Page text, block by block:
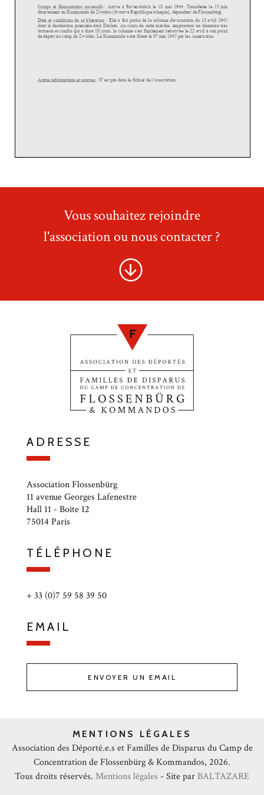
Vous souhaitez rejoindre
l'association ou nous contacter ?
ADRESSE
Association Flossenbürg
11 avenue Georges Lafenestre
Hall 11 - Boîte 12
75014 Paris
TÉLÉPHONE
+ 33 (0)7 59 58 39 50
EMAIL
ENVOYER UN EMAIL
MENTIONS LÉGALES
Association des Déporté.e.s et Familles de Disparus du Camp de
Concentration de Flossenbürg & Kommandos, 2026.
Tous droits réservés. Mentions légales - Site par BALTAZARE